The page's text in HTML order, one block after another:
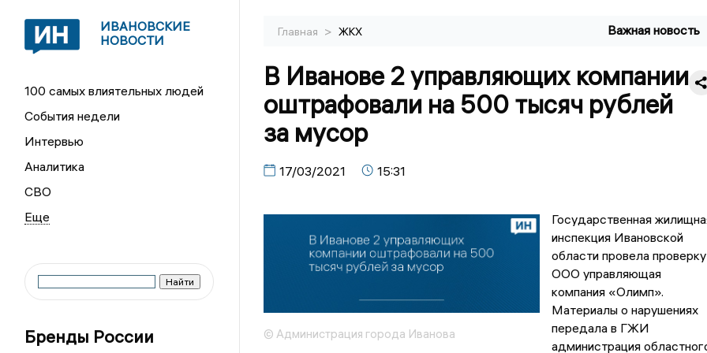
ИВАНОВСКИЕ
НОВОСТИ
100 самых влиятельных людей
События недели
Интервью
Аналитика
СВО
Бренды России
Главная > ЖКХ Важная новость
В Иванове 2 управляющих компании
оштрафовали на 500 тысяч рублей
за мусор
17/03/2021 15:31
© Администрация города Иванова
Государственная
инспекция Ивановской
области провела проверку
ООО управляющая
компания «Олимп».
Материалы о нарушениях
передала в ГЖИ
администрация